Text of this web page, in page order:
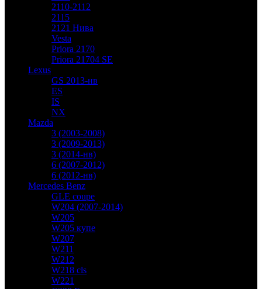
2110-2112
2115
2121 Нива
Vesta
Priora 2170
Priora 21704 SE
Lexus
GS 2013-нв
ES
IS
NX
Mazda
3 (2003-2008)
3 (2009-2013)
3 (2014-нв)
6 (2007-2012)
6 (2012-нв)
Mercedes Benz
GLE coupe
W204 (2007-2014)
W205
W205 купе
W207
W211
W212
W218 cls
W221